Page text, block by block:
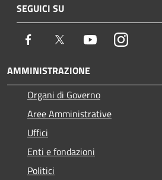
SEGUICI SU
Facebook Twitter YoutubeInstagram
AMMINISTRAZIONE
Organi di Governo
Aree Amministrative
Uffici
Enti e fondazioni
Politici